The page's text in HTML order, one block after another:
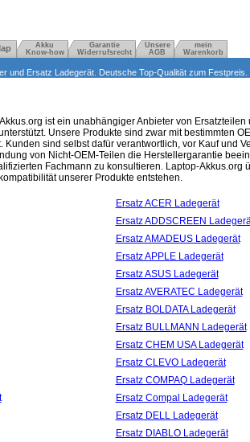
Akku
Know-how
Garantie
Widerrufsrecht
Unsere
AGB
mein
Warenkorb
Ersatz Ladegerät. Deutsche Top-Qualität zum Festpreis.
ist ein unabhängiger Anbieter von Ersatzteilen
Unsere Produkte sind zwar mit bestimmten
sind selbst dafür verantwortlich, vor Kauf und
von Nicht-OEM-Teilen die Herstellergarantie
Fachmann zu konsultieren. Laptop-Akkus.org
unserer Produkte entstehen.
Ersatz ACER Ladegerät
Ersatz ADDSCREEN
Ersatz AMADEUS Ladegerät
Ersatz APPLE Ladegerät
Ersatz ASUS Ladegerät
Ersatz AVERATEC Ladegerät
Ersatz BOLDATA Ladegerät
Ersatz BULLMANN Ladegerät
Ersatz CHEM USA Ladegerät
Ersatz CLEVO Ladegerät
Ersatz COMPAQ Ladegerät
Ersatz Compal Ladegerät
Ersatz DELL Ladegerät
Ersatz DIABLO Ladegerät